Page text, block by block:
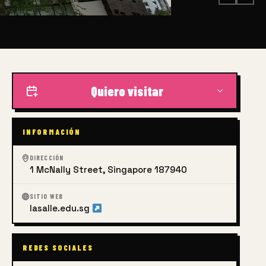
Quiero visitar
INFORMACIÓN
DIRECCIÓN
1 McNally Street, Singapore 187940
SITIO WEB
lasalle.edu.sg
REDES SOCIALES